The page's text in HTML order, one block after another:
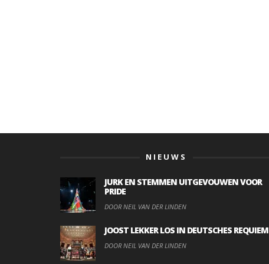
NIEUWS
JURK EN STEMMEN UITGEVOUWEN VOOR
PRIDE
DOOR NEIL VAN DER LINDEN
JOOST LEKKER LOS IN DEUTSCHES REQUIEM
DOOR NEIL VAN DER LINDEN